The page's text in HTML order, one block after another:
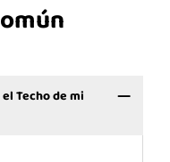
Techo de mi